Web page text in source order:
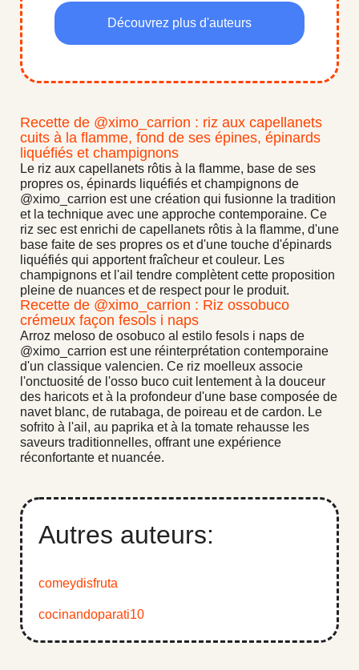
Découvrez plus d'auteurs
Recette de @ximo_carrion : riz aux capellanets
cuits à la flamme, fond de ses épines, épinards
liquéfiés et champignons
Le riz aux capellanets rôtis à la flamme, base de ses
propres os, épinards liquéfiés et champignons de
@ximo_carrion est une création qui fusionne la tradition
et la technique avec une approche contemporaine. Ce
riz sec est enrichi de capellanets rôtis à la flamme, d'une
base faite de ses propres os et d'une touche d'épinards
liquéfiés qui apportent fraîcheur et couleur. Les
champignons et l'ail tendre complètent cette proposition
pleine de nuances et de respect pour le produit.
Recette de @ximo_carrion : Riz ossobuco
crémeux façon fesols i naps
Arroz meloso de osobuco al estilo fesols i naps de
@ximo_carrion est une réinterprétation contemporaine
d'un classique valencien. Ce riz moelleux associe
l'onctuosité de l'osso buco cuit lentement à la douceur
des haricots et à la profondeur d'une base composée de
navet blanc, de rutabaga, de poireau et de cardon. Le
sofrito à l'ail, au paprika et à la tomate rehausse les
saveurs traditionnelles, offrant une expérience
réconfortante et nuancée.
Autres auteurs:
comeydisfruta
cocinandoparati10